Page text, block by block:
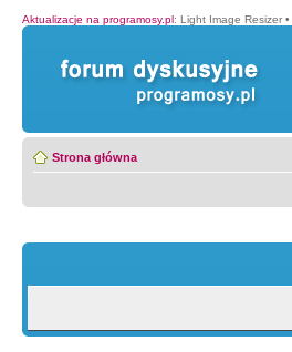
Aktualizacje na programosy.pl: Light Image Resizer •
Strona główna